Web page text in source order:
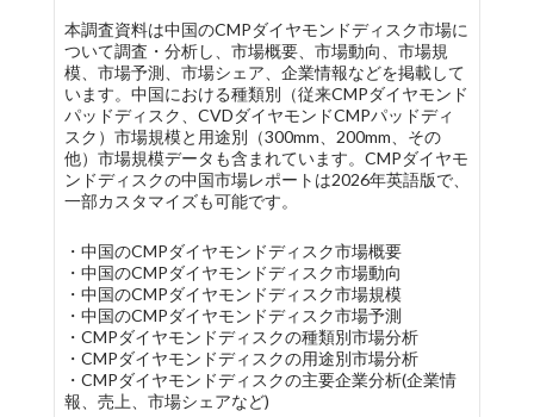
本調査資料は中国のCMPダイヤモンドディスク市場に
ついて調査・分析し、市場概要、市場動向、市場規
模、市場予測、市場シェア、企業情報などを掲載して
います。中国における種類別（従来CMPダイヤモンド
パッドディスク、CVDダイヤモンドCMPパッドディ
スク）市場規模と用途別（300mm、200mm、その
他）市場規模データも含まれています。CMPダイヤモ
ンドディスクの中国市場レポートは2026年英語版で、
一部カスタマイズも可能です。
・中国のCMPダイヤモンドディスク市場概要
・中国のCMPダイヤモンドディスク市場動向
・中国のCMPダイヤモンドディスク市場規模
・中国のCMPダイヤモンドディスク市場予測
・CMPダイヤモンドディスクの種類別市場分析
・CMPダイヤモンドディスクの用途別市場分析
・CMPダイヤモンドディスクの主要企業分析(企業情
報、売上、市場シェアなど)